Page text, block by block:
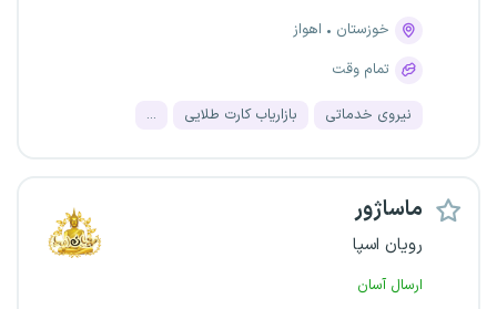
خوزستان
اهواز
تمام وقت
نیروی خدماتی بازاریاب کارت طلایی ...
ماساژور
رویان اسپا
ارسال آسان